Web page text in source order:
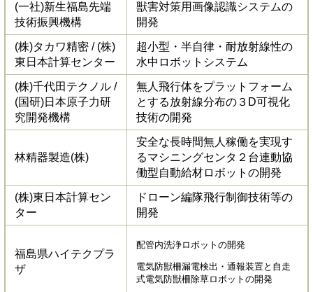
(一社)新生福島先端
技術振興機構
獣害対策用画像認識システムの
開発
(株)タカワ精密 / (株)
東日本計算センター
超小型・半自律・耐放射線性の
水中ロボットシステム
(株)千代田テクノル /
(国研)日本原子力研
究開発機構
無人飛行体をプラットフォーム
とする放射線分布の３D可視化
技術の開発
林精器製造(株)
安全な長時間無人稼働を実現す
るマシニングセンタ２台連動協
働型自動給材ロボットの開発
(株)東日本計算セン
ター
ドローン編隊飛行制御技術等の
開発
福島県ハイテクプラ
ザ
配管内洗浄ロボットの開発
電気防獣柵漏電検出・通報装置と自走
式電気防獣柵除草ロボットの開発